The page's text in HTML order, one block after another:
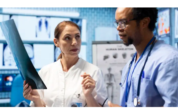
fundamental para o funcionamento do
Sistema Único de Saúde (SUS). Acesse
agora o Curso Grátis INSS 2026! O cargo é
bastante procurado em concursos federais,
estaduais e municipais, […]